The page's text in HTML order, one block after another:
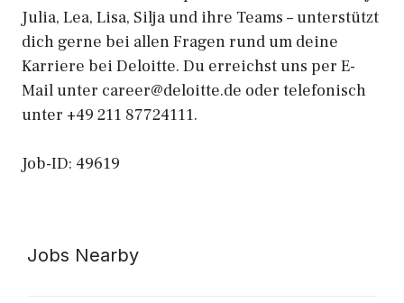
Julia, Lea, Lisa, Silja und ihre Teams – unterstützt
dich gerne bei allen Fragen rund um deine
Karriere bei Deloitte. Du erreichst uns per E-
Mail unter career@deloitte.de oder telefonisch
unter +49 211 87724111.
Job-ID: 49619
Jobs Nearby